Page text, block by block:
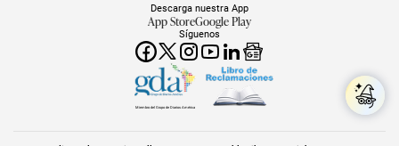
Síguenos
Descarga nuestra App
App StoreGoogle Play
Miembro del Grupo de Diarios América